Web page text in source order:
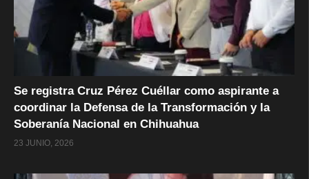
Se registra Cruz Pérez Cuéllar como aspirante a
coordinar la Defensa de la Transformación y la
Soberanía Nacional en Chihuahua
23 JUNIO, 2026